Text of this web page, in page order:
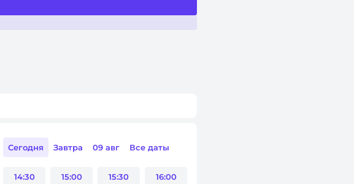
Сегодня Завтра 09 авг Все даты
14:30 15:00 15:30 16:00